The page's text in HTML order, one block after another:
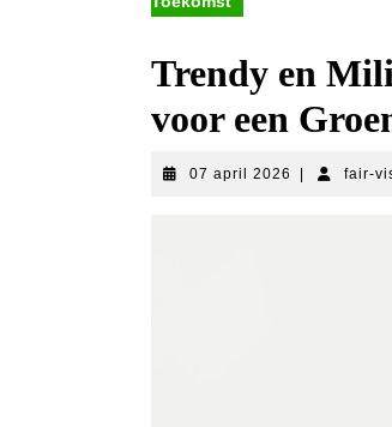
Trendy en
voor een
07 april 2026 07
fair-